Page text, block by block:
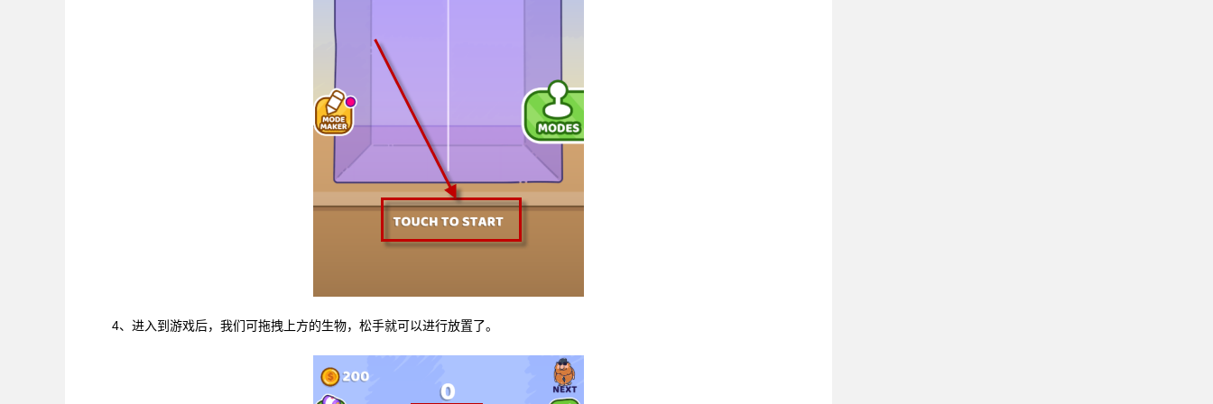
4、进入到游戏后，我们可拖拽上方的生物，松手就可以进行放置了。